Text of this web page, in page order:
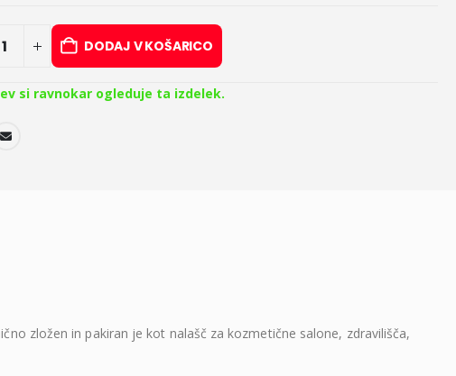
DODAJ V KOŠARICO
si ravnokar ogleduje ta izdelek.
zložen in pakiran je kot nalašč za kozmetične salone, zdravilišča,